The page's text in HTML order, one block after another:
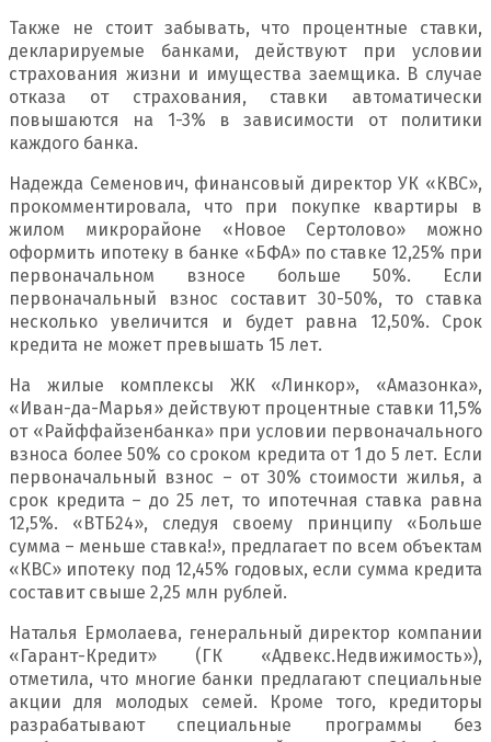
Также не стоит забывать, что процентные ставки,
декларируемые банками, действуют при условии
страхования жизни и имущества заемщика. В случае
отказа от страхования, ставки автоматически
повышаются на 1-3% в зависимости от политики
каждого банка.
Надежда Семенович, финансовый директор УК «КВС»,
прокомментировала, что при покупке квартиры в
жилом микрорайоне «Новое Сертолово» можно
оформить ипотеку в банке «БФА» по ставке 12,25% при
первоначальном взносе больше 50%. Если
первоначальный взнос составит 30-50%, то ставка
несколько увеличится и будет равна 12,50%. Срок
кредита не может превышать 15 лет.
На жилые комплексы ЖК «Линкор», «Амазонка»,
«Иван-да-Марья» действуют процентные ставки 11,5%
от «Райффайзенбанка» при условии первоначального
взноса более 50% со сроком кредита от 1 до 5 лет. Если
первоначальный взнос – от 30% стоимости жилья, а
срок кредита – до 25 лет, то ипотечная ставка равна
12,5%. «ВТБ24», следуя своему принципу «Больше
сумма – меньше ставка!», предлагает по всем объектам
«КВС» ипотеку под 12,45% годовых, если сумма кредита
составит свыше 2,25 млн рублей.
Наталья Ермолаева, генеральный директор компании
«Гарант-Кредит» (ГК «Адвекс.Недвижимость»),
отметила, что многие банки предлагают специальные
акции для молодых семей. Кроме того, кредиторы
разрабатывают специальные программы без